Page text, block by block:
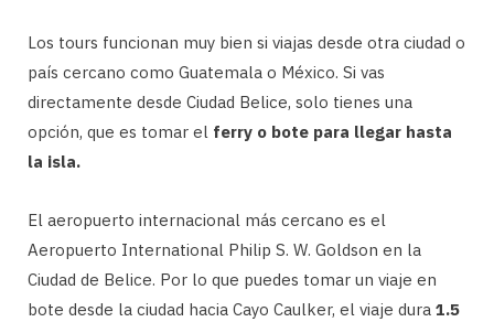
Los tours funcionan muy bien si viajas desde otra ciudad o
país cercano como Guatemala o México. Si vas
directamente desde Ciudad Belice, solo tienes una
opción, que es tomar el ferry o bote para llegar hasta
la isla.
El aeropuerto internacional más cercano es el
Aeropuerto International Philip S. W. Goldson en la
Ciudad de Belice. Por lo que puedes tomar un viaje en
bote desde la ciudad hacia Cayo Caulker, el viaje dura 1.5